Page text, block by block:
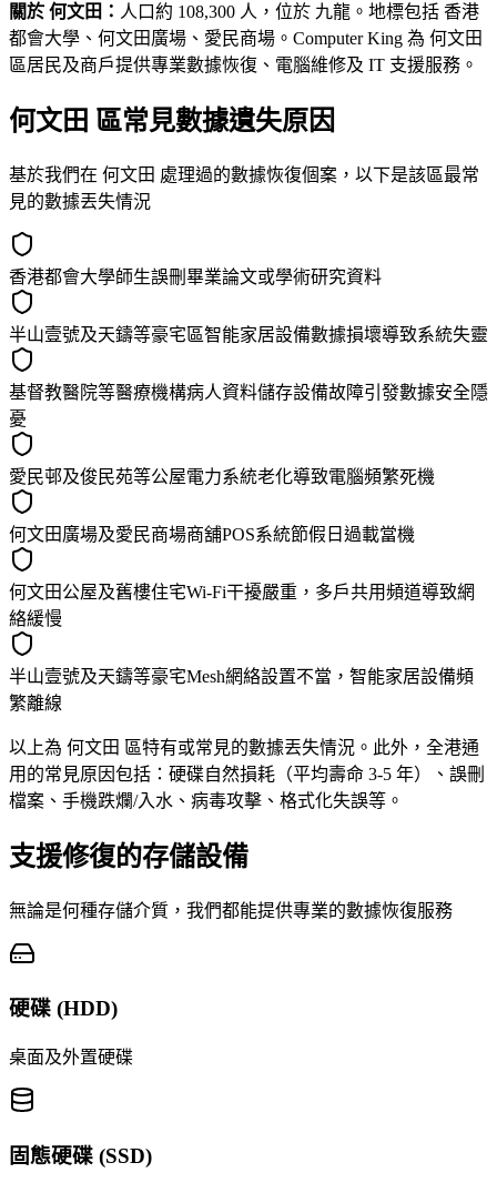
關於 何文田： 人口約 108,300 人，位於 九龍。地標包括 香港
都會大學、何文田廣場、愛民商場。Computer King 為 何文田
區居民及商戶提供專業數據恢復、電腦維修及 IT 支援服務。
何文田 區常見數據遺失原因
基於我們在 何文田 處理過的數據恢復個案，以下是該區最常
見的數據丟失情況
香港都會大學師生誤刪畢業論文或學術研究資料
半山壹號及天鑄等豪宅區智能家居設備數據損壞導致系統失靈
基督教醫院等醫療機構病人資料儲存設備故障引發數據安全隱
憂
愛民邨及俊民苑等公屋電力系統老化導致電腦頻繁死機
何文田廣場及愛民商場商舖POS系統節假日過載當機
何文田公屋及舊樓住宅Wi-Fi干擾嚴重，多戶共用頻道導致網
絡緩慢
半山壹號及天鑄等豪宅Mesh網絡設置不當，智能家居設備頻
繁離線
以上為 何文田 區特有或常見的數據丟失情況。此外，全港通
用的常見原因包括：硬碟自然損耗（平均壽命 3-5 年）、誤刪
檔案、手機跌爛/入水、病毒攻擊、格式化失誤等。
支援修復的存儲設備
無論是何種存儲介質，我們都能提供專業的數據恢復服務
硬碟 (HDD)
桌面及外置硬碟
固態硬碟 (SSD)